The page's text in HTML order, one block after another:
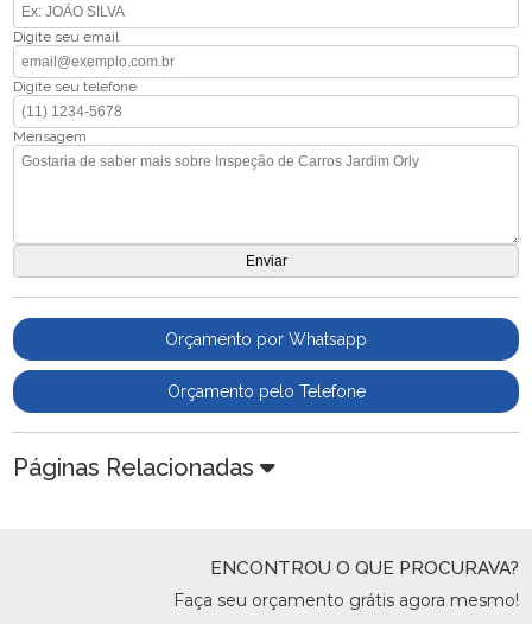
Digite seu email
Digite seu telefone
Mensagem
Orçamento por Whatsapp
Orçamento pelo Telefone
Páginas Relacionadas
ENCONTROU O QUE PROCURAVA?
Faça seu orçamento grátis agora mesmo!